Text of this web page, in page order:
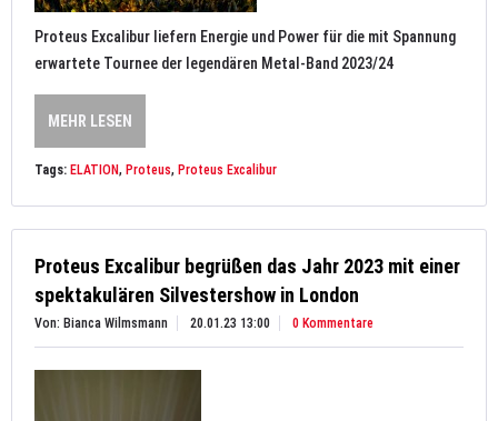
Proteus Excalibur liefern Energie und Power für die mit Spannung
erwartete Tournee der legendären Metal-Band 2023/24
MEHR LESEN
Tags: ELATION, Proteus, Proteus Excalibur
Proteus Excalibur begrüßen das Jahr 2023 mit einer
spektakulären Silvestershow in London
Von: Bianca Wilmsmann 20.01.23 13:00 0 Kommentare